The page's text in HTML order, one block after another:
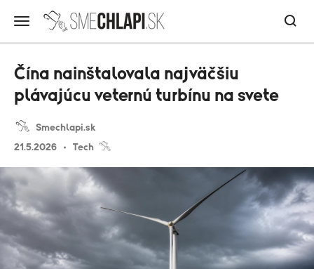
Smechlapi.sk
21.5.2026
Tech
Čína nainštalovala najväčšiu
plávajúcu veternú turbínu na svete